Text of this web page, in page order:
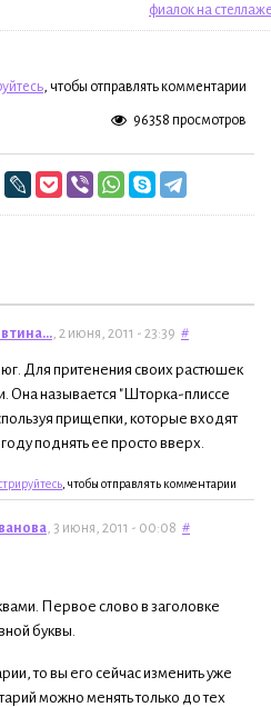
фиалок на
, чтобы отправлять комментарии
96358 просмотров
, 2 июня, 2011 - 23:39 #
Для притенения своих растюшек
Она называется "Шторка-плиссе
прищепки, которые входят
поднять ее просто вверх.
, чтобы отправлять комментарии
, 3 июня, 2011 - 00:08 #
Первое слово в заголовке
буквы.
то вы его сейчас изменить уже
можно менять только до тех